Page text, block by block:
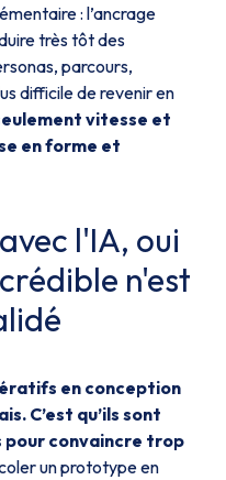
: l’ancrage
très tôt des
parcours,
difficile de revenir en
vitesse et
en forme et
l'IA, oui
n'est
en conception
C’est qu’ils sont
pour convaincre trop
un prototype en